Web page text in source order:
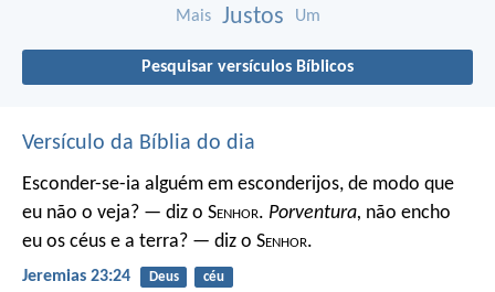
Mais Justos Um
Pesquisar versículos Bíblicos
Versículo da Bíblia do dia
Esconder-se-ia alguém em esconderijos, de modo que
eu não o veja? — diz o Senhor. Porventura, não encho
eu os céus e a terra? — diz o Senhor.
Jeremias 23:24 Deus céu